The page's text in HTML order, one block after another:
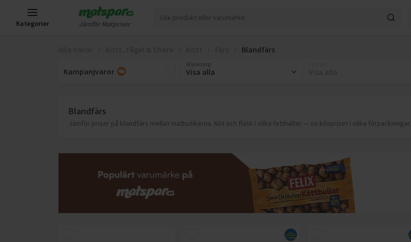
Kategorier Jämför Matpriser
Blandfärs
Kampanjvaror
Märkning
Visa alla
Blandfärs
Jämför priser på blandfärs mellan matbutikerna. Nöt och fläsk i olika fetthalter — se kilopriset i olika förpackningar.